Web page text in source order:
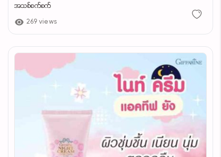
အသစ်စက်စက်
269 views